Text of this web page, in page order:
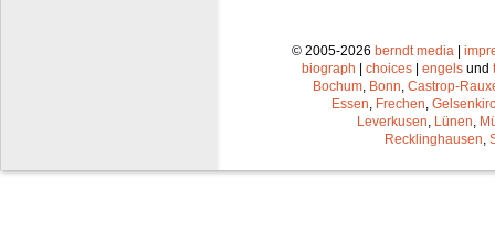
© 2005-2026 berndt media |
biograph | choices | engels und
Bochum Bonn Castrop-
Essen Frechen
Leverkusen Lünen
Recklinghausen